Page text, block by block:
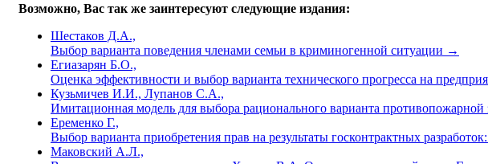
Возможно, Вас так же заинтересуют следующие издания:
Шестаков Д.А.,
Выбор варианта поведения членами семьи в криминогенной ситуации →
Егиазарян Б.О.,
Оценка эффективности и выбор варианта технического прогресса на
Кузьмичев И.И., Лупанов С.А.,
Имитационная модель для выбора рационального варианта
Еременко Г.,
Выбор варианта приобретения прав на результаты госконтрактных
Маковский А.Л.,